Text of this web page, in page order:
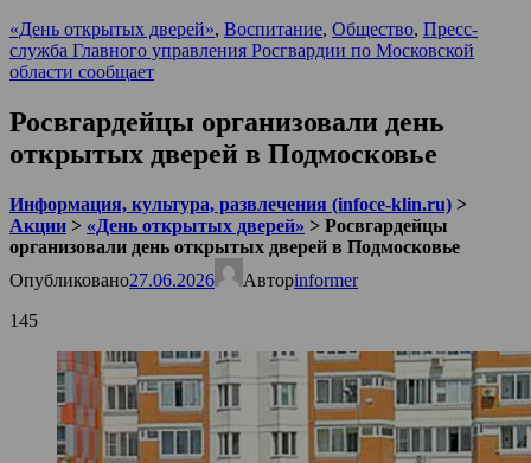
«День открытых дверей», Воспитание, Общество, Пресс-
служба Главного управления Росгвардии по Московской
области сообщает
Росвгардейцы организовали день
открытых дверей в Подмосковье
Информация, культура, развлечения (infoce-klin.ru) >
Акции > «День открытых дверей» > Росвгардейцы
организовали день открытых дверей в Подмосковье
Опубликовано27.06.2026 Авторinformer
145